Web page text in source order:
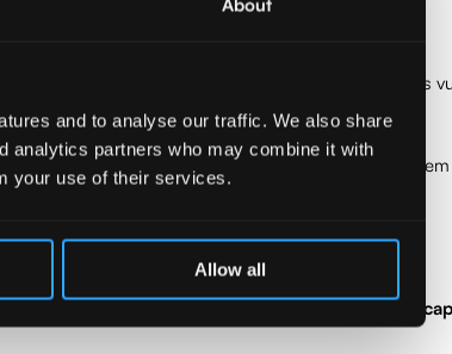
About
and to analyse our traffic. We also share
analytics partners who may combine it with
your use of their services.
Allow all
tradicionais como o SQL, e a maioria das
seus servidores, utilizando um modelo de linguagem
como “o Bardo de Avon”. O objetivo é realçar as